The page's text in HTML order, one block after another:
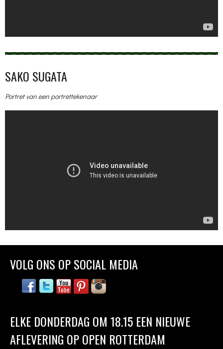
SAKO SUGATA
Portret van een portrettekenaar
VOLG ONS OP SOCIAL MEDIA
ELKE DONDERDAG OM 18.15 EEN NIEUWE
AFLEVERING OP OPEN ROTTERDAM